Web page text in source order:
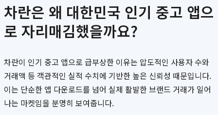
차란은 왜 대한민국 인기 중고 앱으
로 자리매김했을까요?
차란이 인기 중고 앱으로 급부상한 이유는 압도적인 사용자 수와
거래액 등 객관적인 실적 수치에 기반한 높은 신뢰성 때문입니다.
이는 단순한 앱 다운로드를 넘어 실제 활발한 브랜드 거래가 일어
나는 마켓임을 분명히 보여줍니다.